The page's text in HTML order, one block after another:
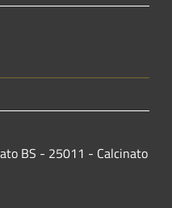
BS - 25011 - Calcinato